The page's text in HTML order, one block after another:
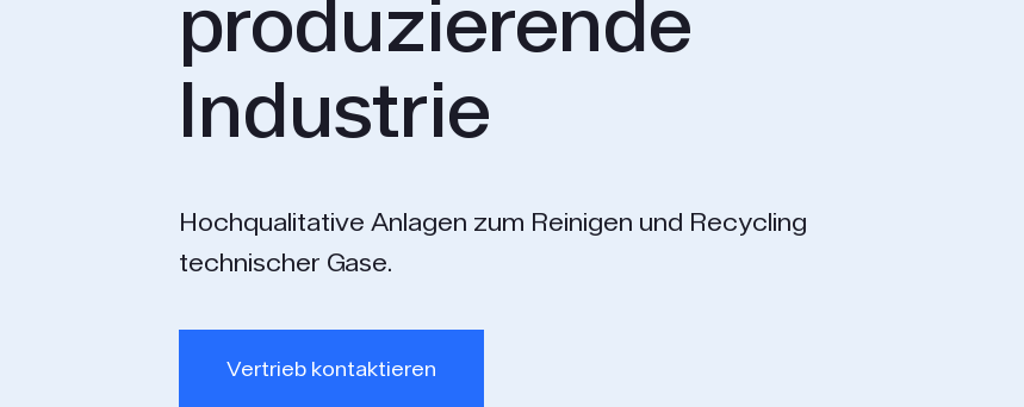
produzie­rende
Industrie
Hochqualitative Anlagen zum Reinigen und Recycling
technischer Gase.
Vertrieb kontaktieren